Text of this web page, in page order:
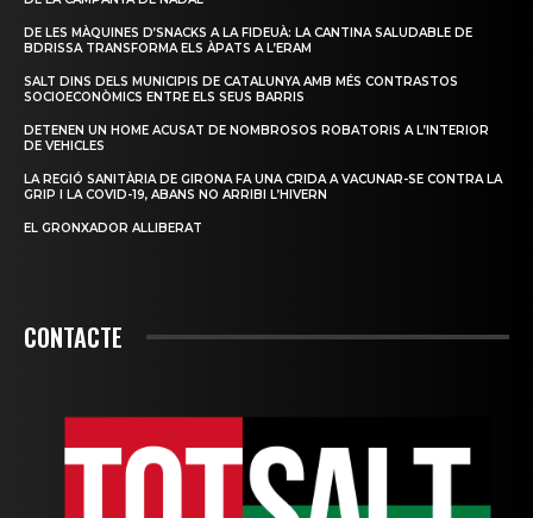
DE LES MÀQUINES D’SNACKS A LA FIDEUÀ: LA CANTINA SALUDABLE DE
BDRISSA TRANSFORMA ELS ÀPATS A L’ERAM
SALT DINS DELS MUNICIPIS DE CATALUNYA AMB MÉS CONTRASTOS
SOCIOECONÒMICS ENTRE ELS SEUS BARRIS
DETENEN UN HOME ACUSAT DE NOMBROSOS ROBATORIS A L’INTERIOR
DE VEHICLES
LA REGIÓ SANITÀRIA DE GIRONA FA UNA CRIDA A VACUNAR-SE CONTRA LA
GRIP I LA COVID-19, ABANS NO ARRIBI L’HIVERN
EL GRONXADOR ALLIBERAT
CONTACTE